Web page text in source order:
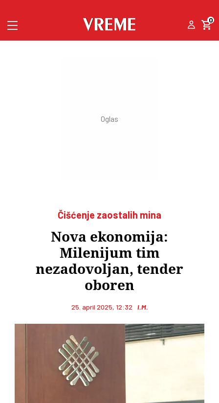
0
Čišćenje zaostalih mina
Nova ekonomija:
Milenijum tim
nezadovoljan, tender
oboren
25. april 2025, 12:32 I.M.